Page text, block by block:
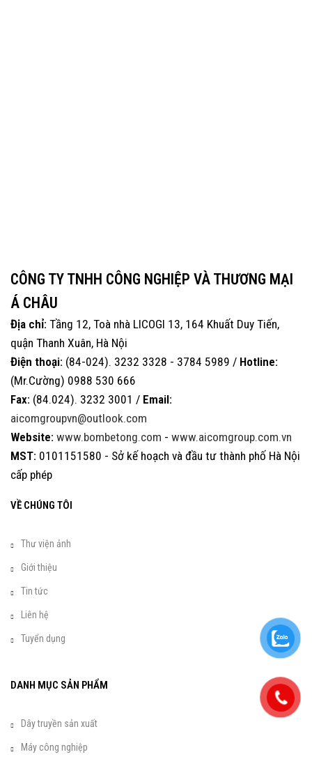
CÔNG TY TNHH CÔNG NGHIỆP VÀ THƯƠNG MẠI
Á CHÂU
Địa chỉ: Tầng 12, Toà nhà LICOGI 13, 164 Khuất Duy Tiến,
quận Thanh Xuân, Hà Nội
Điện thoại: (84-024). 3232 3328 - 3784 5989 / Hotline:
(Mr.Cường) 0988 530 666
Fax: (84.024). 3232 3001 / Email:
aicomgroupvn@outlook.com
Website: www.bombetong.com - www.aicomgroup.com.vn
MST: 0101151580 - Sở kế hoạch và đầu tư thành phố Hà Nội
cấp phép
VỀ CHÚNG TÔI
Thư viện ảnh
Giới thiệu
Tin tức
Liên hệ
Tuyển dụng
DANH MỤC SẢN PHẨM
Dây truyền sản xuất
Máy công nghiệp